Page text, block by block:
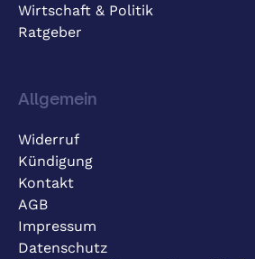
Wirtschaft & Politik
Ratgeber
Allgemein
Widerruf
Kündigung
Kontakt
AGB
Impressum
Datenschutz